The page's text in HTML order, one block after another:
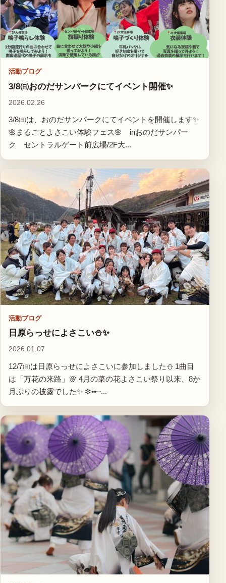
活動ブログ
3/8㈰おのだサンパークにてイベント開催✨
2026.02.26
3/8㈰は、おのだサンパークにてイベントを開催します✨
🌸まるごとよさこい体験フェス🌸 inおのだサンパー
ク セントラルゲート前広場/2F大...
活動ブログ
日原らっせによさこい⛄✨
2026.01.07
12/7㈰は日原らっせによさこいに参加しました⛄ 1曲目
は「万花の来路」🌸 4月の菜の花よさこい祭り以来、8か
月ぶりの披露でした✨ ✼••┈...